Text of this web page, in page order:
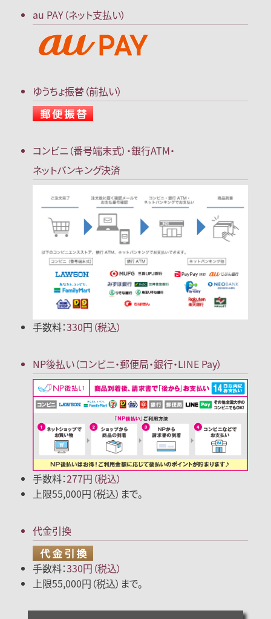
au PAY（ネット支払い）
ゆうちょ振替（前払い）
コンビニ（番号端末式）・銀行ATM・
ネットバンキング決済
手数料：330円（税込）
NP後払い（コンビニ・郵便局・銀行・LINE Pay）
手数料：277円（税込）
上限55,000円（税込）まで。
代金引換
手数料：330円（税込）
上限55,000円（税込）まで。